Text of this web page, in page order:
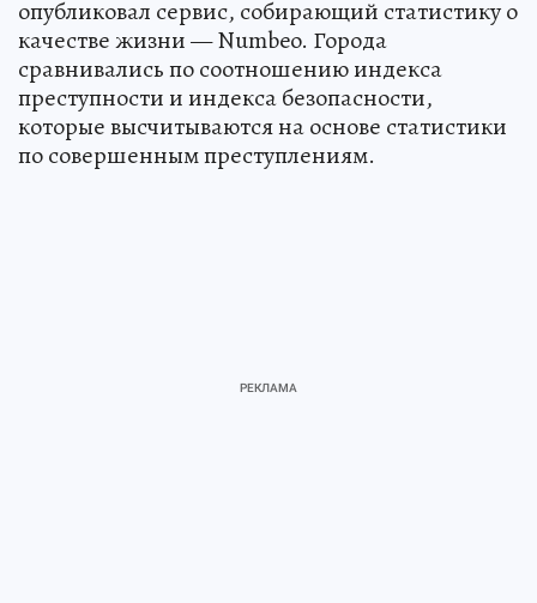
опубликовал сервис, собирающий статистику о
качестве жизни — Numbeo. Города
сравнивались по соотношению индекса
преступности и индекса безопасности,
которые высчитываются на основе статистики
по совершенным преступлениям.